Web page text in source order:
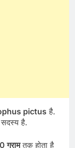
pictus है.
है.
ग्रामतक होता है